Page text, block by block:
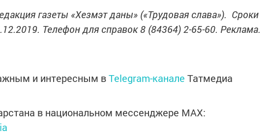
газеты «Хезмэт даны» («Трудовая слава»). Сроки
Телефон для справок 8 (84364) 2-65-60. Реклама.
и интересным вTelegram-канале Татмедиа
в национальном мессенджере MАХ: